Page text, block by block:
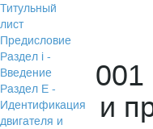
Титульный
лист
Предисловие
Раздел i -
Введение
Раздел Е -
Идентификация
двигателя и
и